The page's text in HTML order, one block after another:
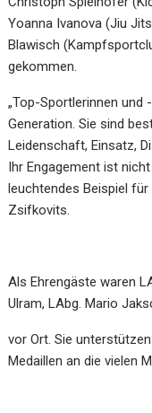
Yoanna Ivanova (Jiu
Blawisch
gekommen.
„Top-Sportlerinnen
Generation. Sie sind
Leidenschaft, Einsatz,
Ihr Engagement ist
leuchtendes Beispiel für
Zsifkovits.
Als Ehrengäste waren
Ulram, LAbg. Mario
vor Ort. Sie
Medaillen an die vielen